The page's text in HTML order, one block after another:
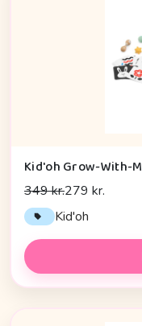
349 kr.279 kr.
Kid'oh